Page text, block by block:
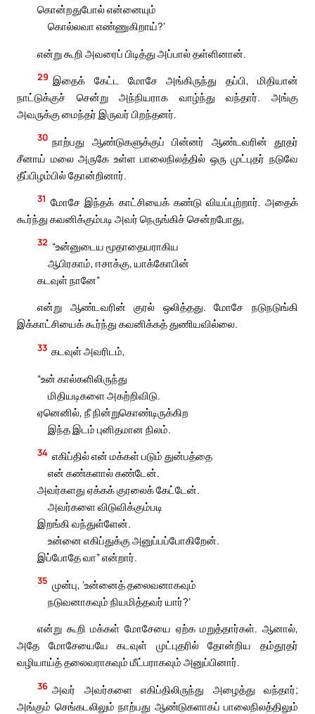
கொன்றதுபோல் என்னையும்
கொல்லவா எண்ணுகிறாய்?’
என்று கூறி அவரைப் பிடித்து அப்பால் தள்ளினான்.
29 இதைக் கேட்ட மோசே அங்கிருந்து தப்பி, மிதியான்
நாட்டுக்குச் சென்று அந்நியராக வாழ்ந்து வந்தார். அங்கு
அவருக்கு மைந்தர் இருவர் பிறந்தனர்.
30 நாற்பது ஆண்டுகளுக்குப் பின்னர் ஆண்டவரின் தூதர்
சீனாய் மலை அருகே உள்ள பாலைநிலத்தில் ஒரு முட்புதர் நடுவே
தீப்பிழம்பில் தோன்றினார்.
31 மோசே இந்தக் காட்சியைக் கண்டு வியப்புற்றார். அதைக்
கூர்ந்து கவனிக்கும்படி அவர் நெருங்கிச் சென்றபோது,
32 “உன்னுடைய மூதாதையராகிய
ஆபிரகாம், ஈசாக்கு, யாக்கோபின்
கடவுள் நானே”
என்று ஆண்டவரின் குரல் ஒலித்தது. மோசே நடுநடுங்கி
இக்காட்சியைக் கூர்ந்து கவனிக்கத் துணியவில்லை.
33 கடவுள் அவரிடம்,
“உன் கால்களிலிருந்து
மிதியடிகளை அகற்றிவிடு.
ஏனெனில், நீ நின்றுகொண்டிருக்கிற
இந்த இடம் புனிதமான நிலம்.
34 எகிப்தில் என் மக்கள் படும் துன்பத்தை
என் கண்களால் கண்டேன்.
அவர்களது ஏக்கக் குரலைக் கேட்டேன்.
அவர்களை விடுவிக்கும்படி
இறங்கி வந்துள்ளேன்.
உன்னை எகிப்துக்கு அனுப்பப்போகிறேன்.
இப்போதே வா” என்றார்.
35 முன்பு, ‘உன்னைத் தலைவனாகவும்
நடுவனாகவும் நியமித்தவர் யார்?’
என்று கூறி மக்கள் மோசேயை ஏற்க மறுத்தார்கள். ஆனால்,
அதே மோசேயையே கடவுள் முட்புதரில் தோன்றிய தம்தூதர்
வழியாய்த் தலைவராகவும் மீட்பராகவும் அனுப்பினார்.
36 அவர் அவர்களை எகிப்திலிருந்து அழைத்து வந்தார்;
அங்கும் செங்கடலிலும் நாற்பது ஆண்டுகளாகப் பாலைநிலத்திலும்